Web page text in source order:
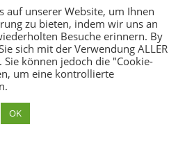
Kroatien
auf unserer Website, um Ihnen
zu bieten, indem wir uns an
Besuche erinnern. By
sich mit der Verwendung ALLER
Sie können jedoch die "Cookie-
um eine kontrollierte
OK